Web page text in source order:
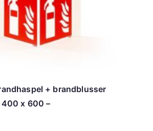
+ brandblusser
400 x 600 –